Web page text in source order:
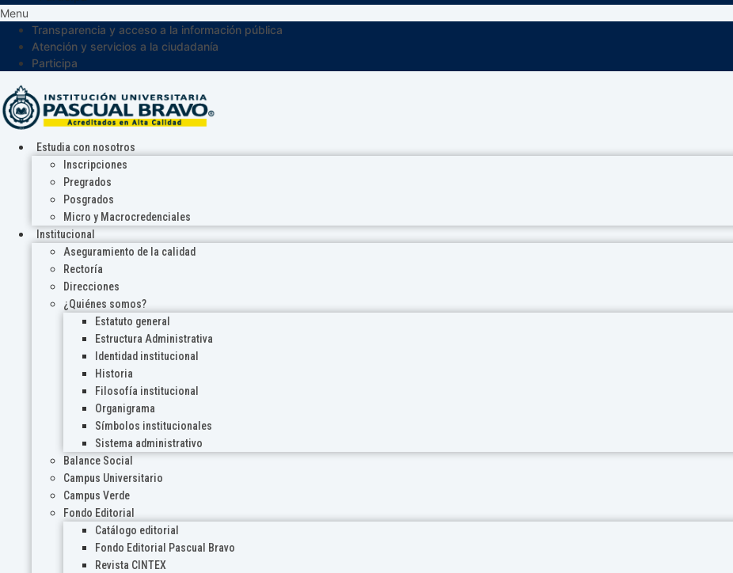
Menu
Transparencia y acceso a la información pública
Atención y servicios a la ciudadanía
Participa
Estudia con nosotros
Inscripciones
Pregrados
Posgrados
Micro y Macrocredenciales
Institucional
Aseguramiento de la calidad
Rectoría
Direcciones
¿Quiénes somos?
Estatuto general
Estructura Administrativa
Identidad institucional
Historia
Filosofía institucional
Organigrama
Símbolos institucionales
Sistema administrativo
Balance Social
Campus Universitario
Campus Verde
Fondo Editorial
Catálogo editorial
Fondo Editorial Pascual Bravo
Revista CINTEX